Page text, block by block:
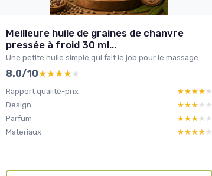
Meilleure huile de graines de chanvre
pressée à froid 30 ml...
Une petite huile simple qui fait le job pour le massage
8.0/10★★★★★
★★★★★
Rapport qualité-prix ★★★★★
★★★★★
Design
★★★★★
★★★★★
Parfum
★★★★★
★★★★★
Materiaux
★★★★★
★★★★★